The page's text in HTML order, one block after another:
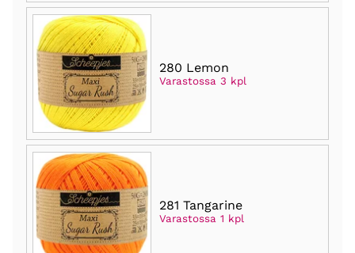
280 Lemon
Varastossa 3 kpl
281 Tangarine
Varastossa 1 kpl